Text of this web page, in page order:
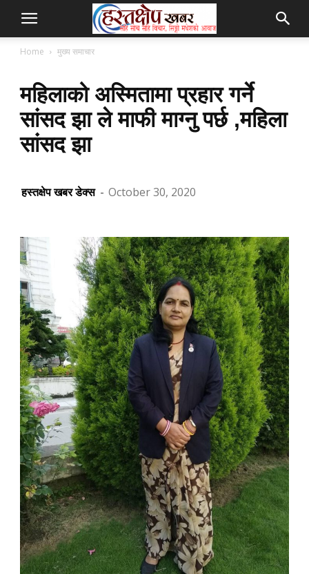
Home मुख्य समाचार
महिलाको अस्मितामा प्रहार गर्ने
सांसद झा ले माफी माग्नु पर्छ ,महिला
सांसद झा
हस्तक्षेप खबर डेक्स - October 30, 2020